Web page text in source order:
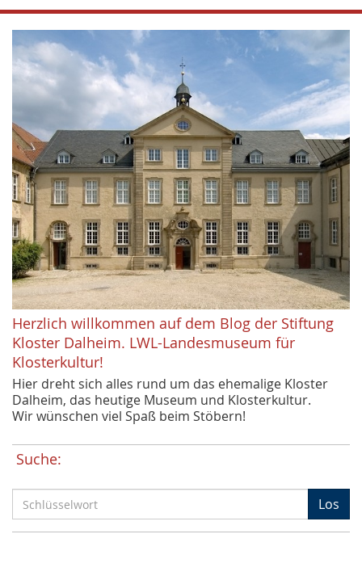
Herzlich willkommen auf dem Blog der Stiftung
Kloster Dalheim. LWL-Landesmuseum für
Klosterkultur!
Hier dreht sich alles rund um das ehemalige Kloster
Dalheim, das heutige Museum und Klosterkultur.
Wir wünschen viel Spaß beim Stöbern!
Suche:
c
h
Los